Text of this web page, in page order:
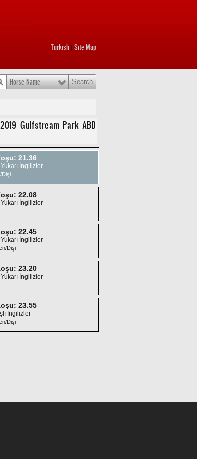
Turkish Site Map
Horse Name
Gulfstream Park ABD
20.32
21.04
İngilizler
21.36
İngilizler
Dişi
22.08
İngilizler
22.45
İngilizler
Dişi
23.20
İngilizler
23.55
İngilizler
Dişi